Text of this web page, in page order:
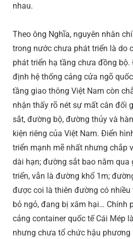
nhau.
Theo ông Nghĩa, nguyên nhân
trong nước chưa phát triển là do
phát triển hạ tầng chưa đồng
định hệ thống cảng cửa ngõ
tầng giao thông Việt Nam còn
nhận thấy rõ nét sự mất cân đối
sắt, đường bộ, đường thủy và
kiện riêng của Việt Nam. Điển
triển mạnh mẽ nhất nhưng chắp
dài hạn; đường sắt bao năm qua
triển, vẫn là đường khổ 1m;
được coi là thiên đường có
bỏ ngỏ, đang bị xâm hại… Chính
cảng container quốc tế Cái Mép
nhưng chưa tổ chức hậu